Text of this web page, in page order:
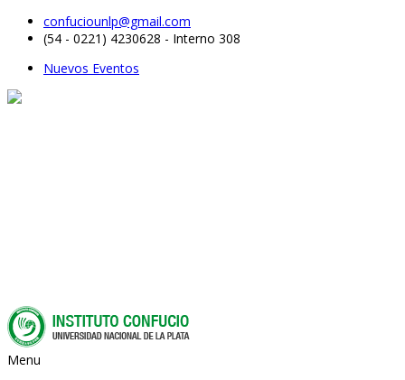
confuciounlp@gmail.com
(54 - 0221) 4230628 - Interno 308
Nuevos Eventos
Menu